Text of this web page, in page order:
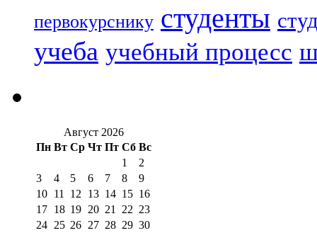
первокурснику студенты
учеба учебный процесс
Август 2026
Пн Вт Ср Чт Пт Сб Вс
1
2
3
4 5 6 7 8
9
10 11 12 13 14 15 16
17 18 19 20 21 22 23
24 25 26 27 28 29 30